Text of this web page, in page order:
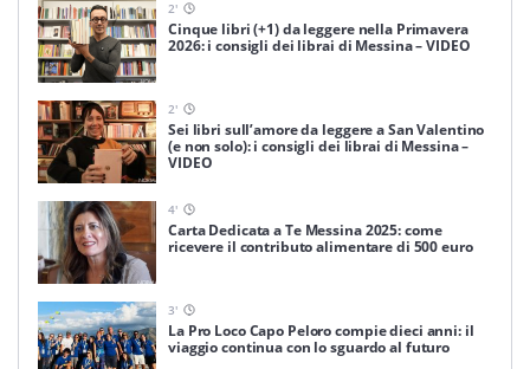
2'
Cinque libri (+1) da leggere nella Primavera
2026: i consigli dei librai di Messina – VIDEO
2'
Sei libri sull’amore da leggere a San Valentino
(e non solo): i consigli dei librai di Messina –
VIDEO
4'
Carta Dedicata a Te Messina 2025: come
ricevere il contributo alimentare di 500 euro
3'
La Pro Loco Capo Peloro compie dieci anni: il
viaggio continua con lo sguardo al futuro